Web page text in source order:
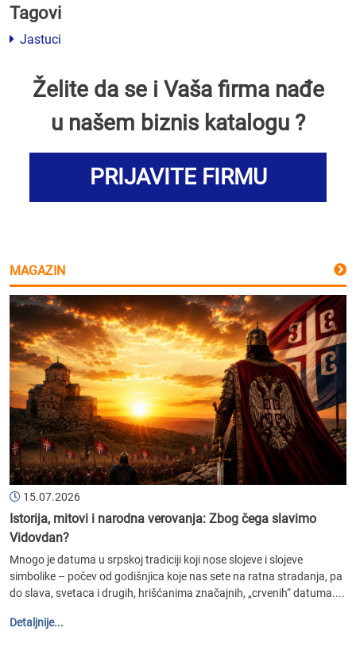
Tagovi
Jastuci
Želite da se i Vaša firma nađe
u našem biznis katalogu ?
PRIJAVITE FIRMU
MAGAZIN
15.07.2026
Istorija, mitovi i narodna verovanja: Zbog čega slavimo
Vidovdan?
Mnogo je datuma u srpskoj tradiciji koji nose slojeve i slojeve
simbolike – počev od godišnjica koje nas sete na ratna stradanja, pa
do slava, svetaca i drugih, hrišćanima značajnih, „crvenih“ datuma....
Detaljnije...